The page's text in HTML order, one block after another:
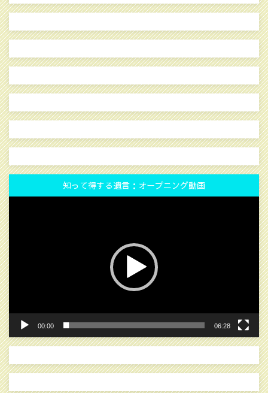
知って得する遺言：オープニング動画
動
画
プ
レ
ー
ヤ
ー
00:00 06:28